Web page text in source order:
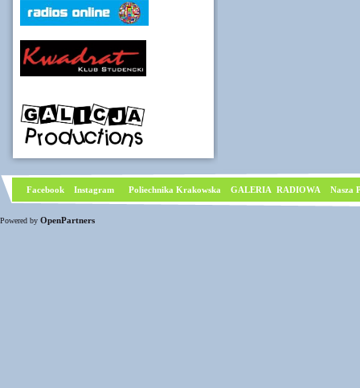
Facebook Instagram Poliechnika Krakowska GALERIA RADIOWA Nasza
Powered by OpenPartners